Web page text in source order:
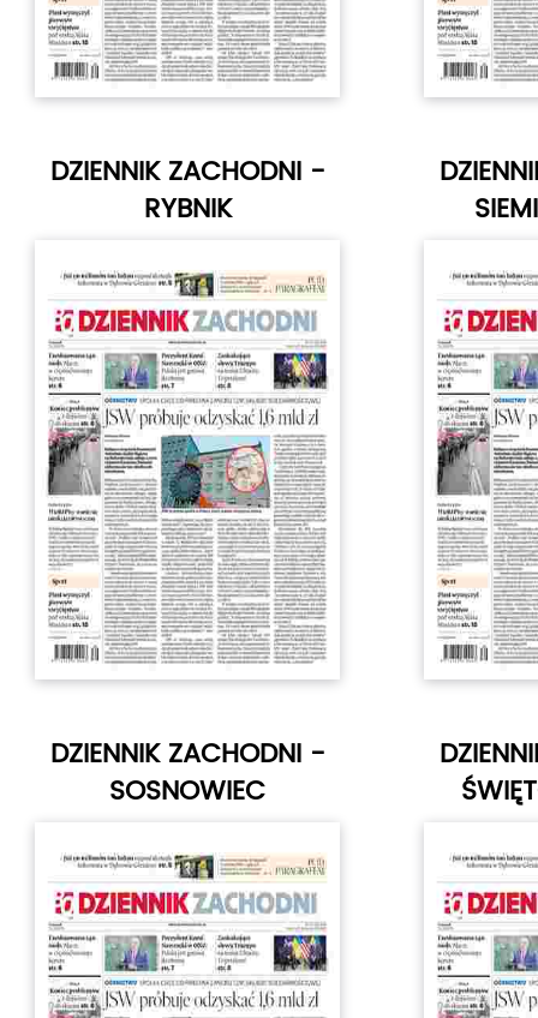
DZIENNIK ZACHODNI -
RYBNIK
DZIENNIK ZACHODNI -
SOSNOWIEC